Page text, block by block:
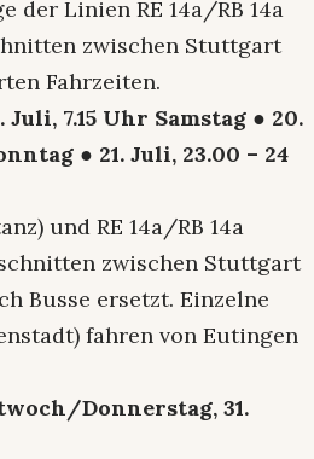
der Linien RE 14a/RB 14a
zwischen Stuttgart
Fahrzeiten.
7.15 Uhr Samstag ● 20.
● 21. Juli, 23.00 – 24
und RE 14a/RB 14a
zwischen Stuttgart
Busse ersetzt. Einzelne
fahren von Eutingen
Donnerstag, 31.